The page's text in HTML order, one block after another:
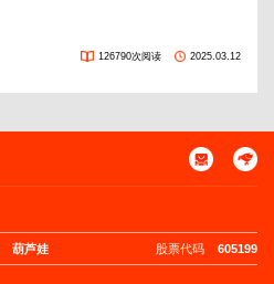
126790次阅读 2025.03.12
葫芦娃 股票代码 605199